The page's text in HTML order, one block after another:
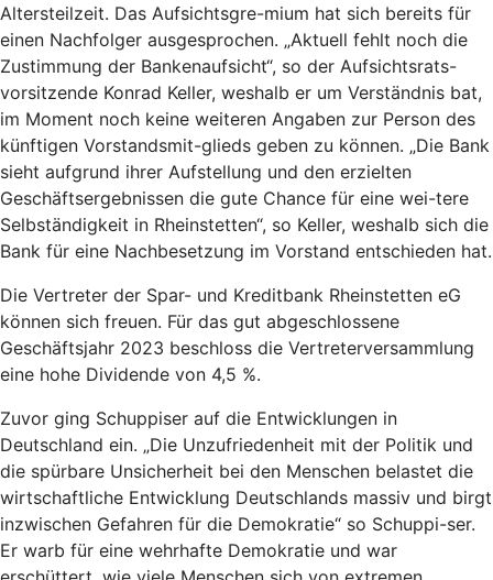
Altersteilzeit. Das Aufsichtsgre-mium hat sich bereits für
einen Nachfolger ausgesprochen. „Aktuell fehlt noch die
Zustimmung der Bankenaufsicht“, so der Aufsichtsrats-
vorsitzende Konrad Keller, weshalb er um Verständnis bat,
im Moment noch keine weiteren Angaben zur Person des
künftigen Vorstandsmit-glieds geben zu können. „Die Bank
sieht aufgrund ihrer Aufstellung und den erzielten
Geschäftsergebnissen die gute Chance für eine wei-tere
Selbständigkeit in Rheinstetten“, so Keller, weshalb sich die
Bank für eine Nachbesetzung im Vorstand entschieden hat.
Die Vertreter der Spar- und Kreditbank Rheinstetten eG
können sich freuen. Für das gut abgeschlossene
Geschäftsjahr 2023 beschloss die Vertreterversammlung
eine hohe Dividende von 4,5 %.
Zuvor ging Schuppiser auf die Entwicklungen in
Deutschland ein. „Die Unzufriedenheit mit der Politik und
die spürbare Unsicherheit bei den Menschen belastet die
wirtschaftliche Entwicklung Deutschlands massiv und birgt
inzwischen Gefahren für die Demokratie“ so Schuppi-ser.
Er warb für eine wehrhafte Demokratie und war